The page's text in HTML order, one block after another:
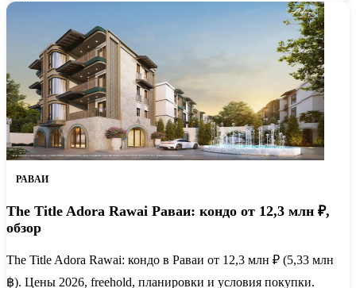
РАВАИ
The Title Adora Rawai Раваи: кондо от 12,3 млн ₽,
обзор
The Title Adora Rawai: кондо в Раваи от 12,3 млн ₽ (5,33 млн
฿). Цены 2026, freehold, планировки и условия покупки.